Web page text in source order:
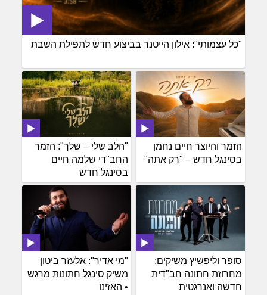
"כל עצמותי": אילון הייטנר בביצוע חדש לתפילת השבת
"הלב שלי – שלך": הזמר
החב"די שלמה חיים
בסינגל חדש
הזמר והיוצר חיים נחמן
בסינגל חדש – "רק אתה"
"מי אדיר": אלעזר ביטון
משיק סינגל חתונות מרגש
• האזינו
סופר וליפשיץ משיקים:
מחרוזת חתונה חב"דית
חדשה ואנרגטית